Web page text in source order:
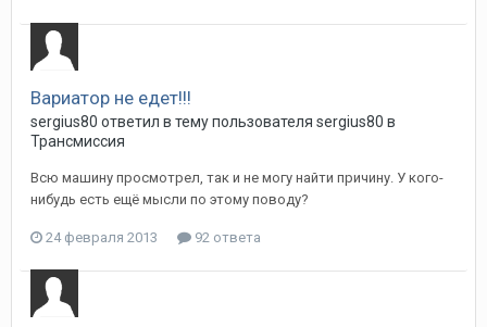
Вариатор не едет!!!
sergius80 ответил в тему пользователя sergius80 в
Трансмиссия
Всю машину просмотрел, так и не могу найти причину. У кого-
нибудь есть ещё мысли по этому поводу?
24 февраля 2013 92 ответа